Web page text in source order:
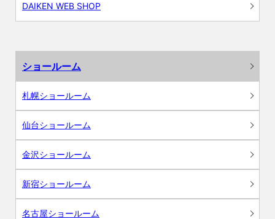
DAIKEN WEB SHOP
ショールーム
札幌ショールーム
仙台ショールーム
金沢ショールーム
新宿ショールーム
名古屋ショールーム